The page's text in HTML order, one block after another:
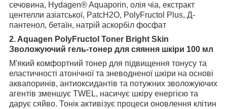
сечовина, Hydagen® Aquaporin, олія чіа, екстракт
центелли азіатської, PatcH2O, PolyFructol Plus, Д-
пантенол, бетаїн, натрій аскорбіл фосфат
2. Aquagen PolyFructol Toner Bright Skin
Зволожуючий гель-тонер для сяяння шкіри 100 мл
М'який комфортний тонер для підвищення тонусу та
еластичності атонічної та зневодненої шкіри на основі
аквапоринів, антиоксидантів та потужних зволожуючих
агентів зменшує TWEL, насичує шкіру енергією та
дарує сяйво. Тонік активізує процеси оновлення клітин